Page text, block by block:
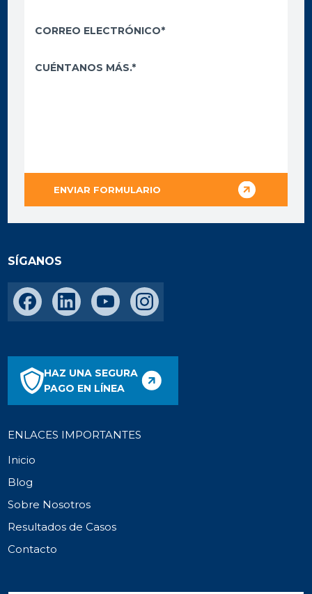
SÍGANOS
HAZ UNA SEGURA
PAGO EN LÍNEA
ENLACES IMPORTANTES
Inicio
Blog
Sobre Nosotros
Resultados de Casos
Contacto